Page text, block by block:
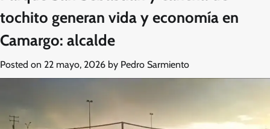
tochito generan vida y economía en
Camargo: alcalde
Posted on 22 mayo, 2026 by Pedro Sarmiento